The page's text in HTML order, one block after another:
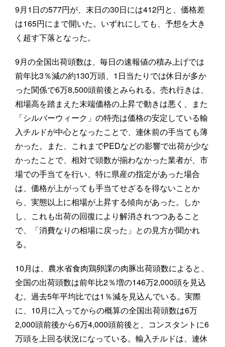
9月1日の577円が、末日の30日には412円と、価格差
は165円にまで開いた。いずれにしても、予想を大き
く超す下落となった。
9月の全国出荷頭数は、毎日の速報値の積み上げでは
前年比3％減の約130万頭、1日当たりでは休日が多か
った関係で6万8,500頭前後とみられる。売れ行きは、
相場高を踏まえた末端価格の上昇で動きは悪く、また
「シルバーウィーク」の特売は価格の安定している輸
入チルドが中心となったことで、連休前の手当ても薄
かった。また、これまでPEDなどの影響で出荷が少な
かったことで、相対で頭数が揃わなかった業者が、市
場での手当てを行い、特に県産の指定があった場合
は、価格が上がっても手当てせざるを得ないことか
ら、実態以上に相場が上昇する傾向があった。しか
し、これも出荷の回復により解消されつつあること
で、「消費なりの相場に戻った」との見方が聞かれ
る。
10月は、農水省食肉鶏卵課の肉豚出荷頭数によると、
全国の出荷頭数は前年比2％増の146万2,000頭を見込
む。過去5年平均比では1％減を見込んでいる。実際
に、10月に入ってからの概算の全国出荷頭数は6万
2,000頭前後から6万4,000頭前後と、コンスタントに6
万頭を上回る状況になっている。輸入チルドは、連休